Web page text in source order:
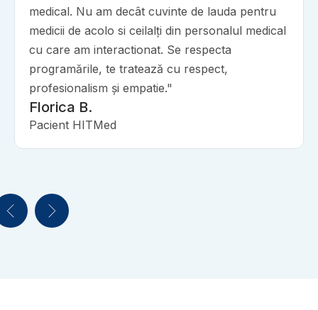
medical. Nu am decât cuvinte de lauda pentru
medicii de acolo si ceilalți din personalul medical
cu care am interactionat. Se respecta
programările, te tratează cu respect,
profesionalism și empatie."
Florica B.
Pacient HITMed